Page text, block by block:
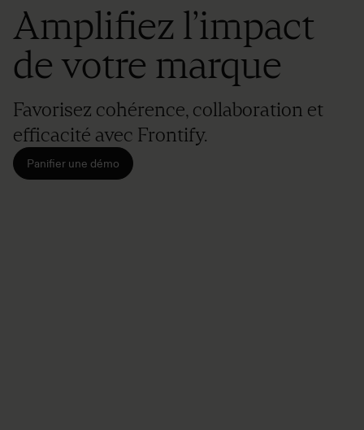
Amplifiez l’impact
de votre marque
Favorisez cohérence, collaboration et
efficacité avec Frontify.
Panifier une démo